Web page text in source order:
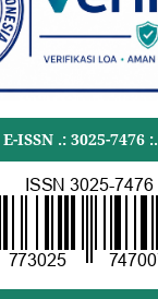
E-ISSN .: 3025-7476:.